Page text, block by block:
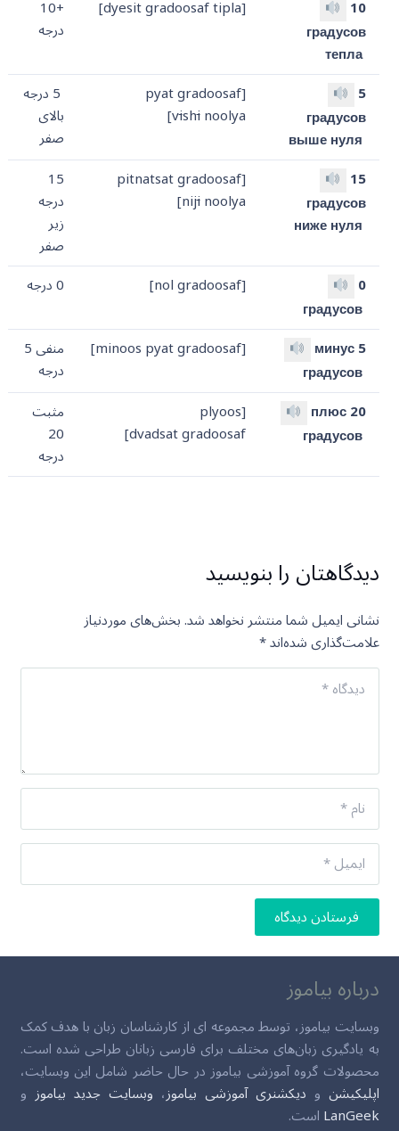
10
градусов
тепла
[dyesit gradoosaf tipla]
+10
درجه
5
градусов
выше нуля
[pyat gradoosaf
vishinoolya]
5 درجه
بالای
صفر
15
градусов
ниже нуля
[pitnatsat gradoosaf
nijinoolya]
15
درجه
زیر
صفر
0
градусов
[nol gradoosaf] 0 درجه
минус 5
градусов
[minoos pyat gradoosaf] منفی 5
درجه
плюс 20
градусов
[plyoos
dvadsat gradoosaf]
مثبت
20
درجه
دیدگاهتان را بنویسید
نشانی ایمیل شما منتشر نخواهد شد.بخش‌های موردنیاز
علامت‌گذاری شده‌اند*
فرستادن دیدگاه
درباره بیاموز
وبسایت بیاموز، توسط مجموعه ای از کارشناسان زبان با هدف کمک
به یادگیری زبان‌های مختلف برای فارسی زبانان طراحی شده است.
محصولات گروه آموزشی بیاموز در حال حاضر شامل این وبسایت،
اپلیکیشن و دیکشنری آموزشی بیاموز، وبسایت جدید بیاموز و
LanGeekاست.